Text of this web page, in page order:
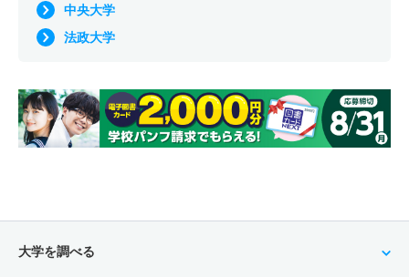
中央大学
法政大学
大学を調べる